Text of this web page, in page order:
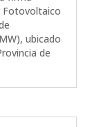
Fotovoltaico
ubicado
de